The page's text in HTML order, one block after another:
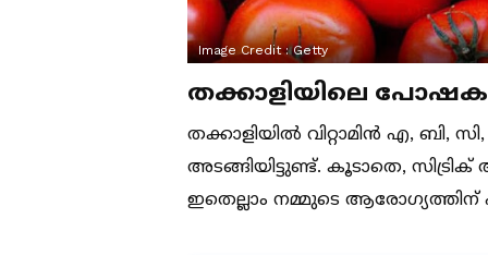
Image Credit :Getty
തക്കാളിയിലെ
തക്കാളിയിൽ വിറ്റാമിൻ എ, ബി,
അടങ്ങിയിട്ടുണ്ട്. കൂടാതെ,
ഇതെല്ലാം നമ്മുടെ